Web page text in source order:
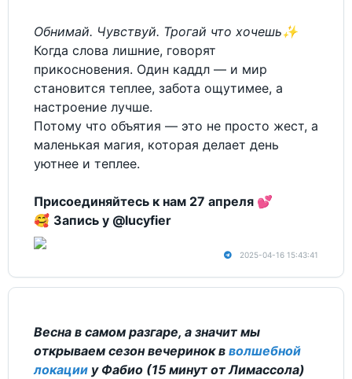
Обнимай. Чувствуй. Трогай что хочешь✨
Когда слова лишние, говорят
прикосновения. Один каддл — и мир
становится теплее, забота ощутимее, а
настроение лучше.
Потому что объятия — это не просто жест, а
маленькая магия, которая делает день
уютнее и теплее.
Присоединяйтесь к нам 27 апреля 💕
🥰 Запись у @lucyfier
2025-04-16 15:43:41
Весна в самом разгаре, а значит мы
открываем сезон вечеринок в волшебной
локации у Фабио (15 минут от Лимассола)